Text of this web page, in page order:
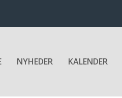
NYHEDER KALENDER